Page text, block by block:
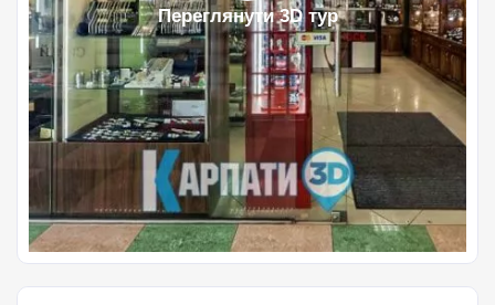
Переглянути 3D тур